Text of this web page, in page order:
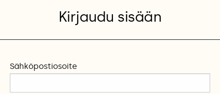
Kirjaudu sisään
Sähköpostiosoite